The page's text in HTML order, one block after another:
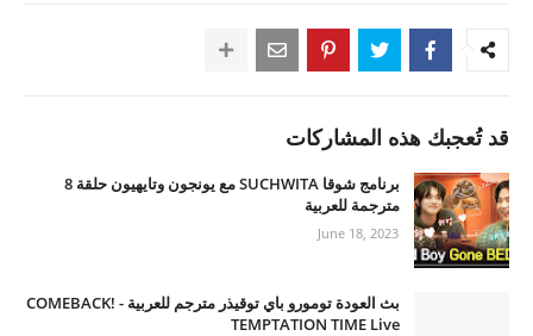
قد تُعجبك هذه المشاركات
برنامج شوقا SUCHWITA مع يونجون وتايهيون حلقة 8
مترجمة للعربية
June 18, 2023
بث العودة تومورو باي توقيذر مترجم للعربية - COMEBACK!
TEMPTATION TIME Live